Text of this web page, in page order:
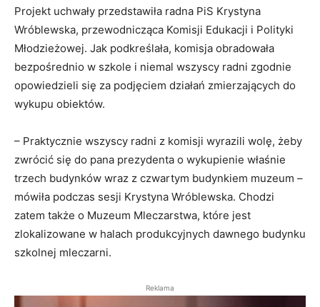
Projekt uchwały przedstawiła radna PiS Krystyna
Wróblewska, przewodnicząca Komisji Edukacji i Polityki
Młodzieżowej. Jak podkreślała, komisja obradowała
bezpośrednio w szkole i niemal wszyscy radni zgodnie
opowiedzieli się za podjęciem działań zmierzających do
wykupu obiektów.
– Praktycznie wszyscy radni z komisji wyrazili wolę, żeby
zwrócić się do pana prezydenta o wykupienie właśnie
trzech budynków wraz z czwartym budynkiem muzeum –
mówiła podczas sesji Krystyna Wróblewska. Chodzi
zatem także o Muzeum Mleczarstwa, które jest
zlokalizowane w halach produkcyjnych dawnego budynku
szkolnej mleczarni.
Reklama